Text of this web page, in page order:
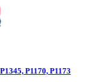
P1170, P1173